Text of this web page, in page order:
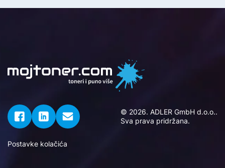
© 2026. ADLER GmbH d.o.o..
Sva prava pridržana.
Postavke kolačića